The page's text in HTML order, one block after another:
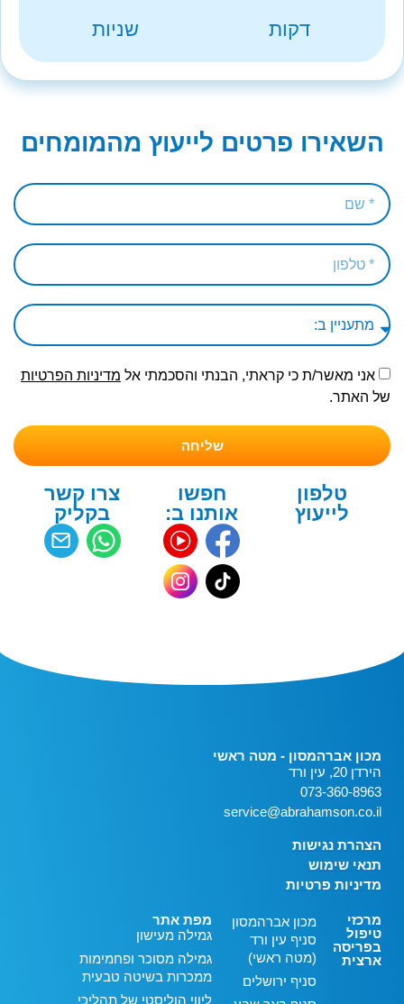
דקות שניות
השאירו פרטים לייעוץ מהמומחים
אני מאשר/ת כי קראתי, הבנתי והסכמתי אל מדיניות הפרטיות
של האתר.
שליחה
טלפון
לייעוץ
חפשו
אותנו ב:
צרו קשר
בקליק
מכון אברהמסון - מטה ראשי
הירדן 20, עין ורד
073-360-8963
service@abrahamson.co.il
הצהרת נגישות
תנאי שימוש
מדיניות פרטיות
מרכזי
טיפול
בפריסה
ארצית
מכון אברהמסון
סניף עין ורד
(מטה ראשי)
סניף ירושלים
מפת אתר
גמילה מעישון
גמילה מסוכר ופחמימות
ממכרות בשיטה טבעית
ליווי הוליסטי של תהליכי